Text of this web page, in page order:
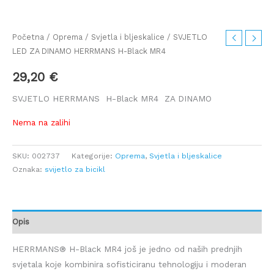
Početna / Oprema / Svjetla i bljeskalice / SVJETLO
LED ZA DINAMO HERRMANS H-Black MR4
29,20 €
SVJETLO HERRMANS H-Black MR4 ZA DINAMO
Nema na zalihi
SKU: 002737 Kategorije: Oprema, Svjetla i bljeskalice
Oznaka: svijetlo za bicikl
Opis
HERRMANS® H-Black MR4 još je jedno od naših prednjih
svjetala koje kombinira sofisticiranu tehnologiju i moderan